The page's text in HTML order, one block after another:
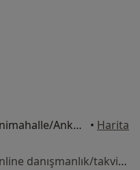
Suadiye Caddesi No:148 Yenimahalle/Ankara, Ankara • Harita
Bu uzman ilgili adres için online danışmanlık/takvim sunmuyor.